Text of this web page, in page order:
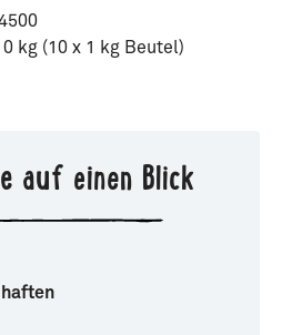
kg (10 x 1 kg Beutel)
auf einen Blick